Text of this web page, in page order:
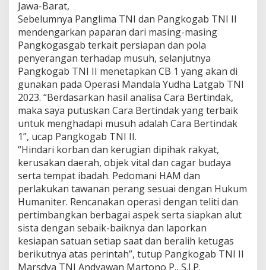
Jawa-Barat,
Sebelumnya Panglima TNI dan Pangkogab TNI II
mendengarkan paparan dari masing-masing
Pangkogasgab terkait persiapan dan pola
penyerangan terhadap musuh, selanjutnya
Pangkogab TNI II menetapkan CB 1 yang akan di
gunakan pada Operasi Mandala Yudha Latgab TNI
2023. “Berdasarkan hasil analisa Cara Bertindak,
maka saya putuskan Cara Bertindak yang terbaik
untuk menghadapi musuh adalah Cara Bertindak
1”, ucap Pangkogab TNI II.
“Hindari korban dan kerugian dipihak rakyat,
kerusakan daerah, objek vital dan cagar budaya
serta tempat ibadah. Pedomani HAM dan
perlakukan tawanan perang sesuai dengan Hukum
Humaniter. Rencanakan operasi dengan teliti dan
pertimbangkan berbagai aspek serta siapkan alut
sista dengan sebaik-baiknya dan laporkan
kesiapan satuan setiap saat dan beralih ketugas
berikutnya atas perintah”, tutup Pangkogab TNI II
Marsdya TNI Andyawan Martono P., S.I.P.